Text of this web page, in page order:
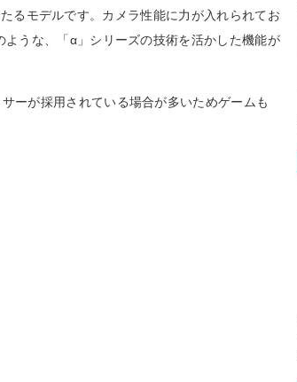
るモデルです。カメラ性能に力が入れられてお
うな、「α」シリーズの技術を活かした機能が
ーが採用されている場合が多いためゲームも